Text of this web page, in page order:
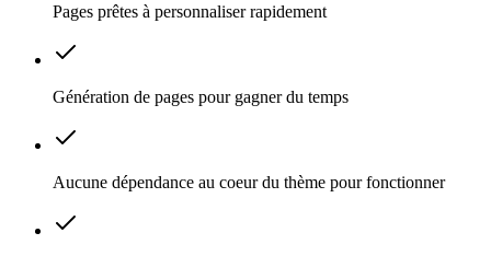
Pages prêtes à personnaliser rapidement
Génération de pages pour gagner du temps
Aucune dépendance au coeur du thème pour fonctionner